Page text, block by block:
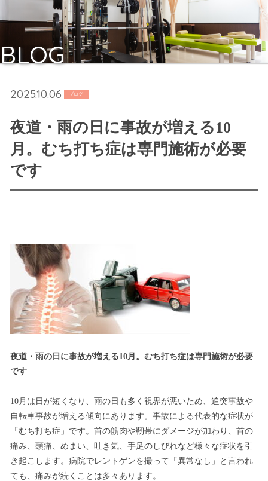
BLOG
2025.10.06 ブログ
夜道・雨の日に事故が増える10
月。むち打ち症は専門施術が必要
です
夜道・雨の日に事故が増える10月。むち打ち症は専門施術が必要
です
10月は日が短くなり、雨の日も多く視界が悪いため、追突事故や
自転車事故が増える傾向にあります。事故による代表的な症状が
「むち打ち症」です。首の筋肉や靭帯にダメージが加わり、首の
痛み、頭痛、めまい、吐き気、手足のしびれなど様々な症状を引
き起こします。病院でレントゲンを撮って「異常なし」と言われ
ても、痛みが続くことは多々あります。